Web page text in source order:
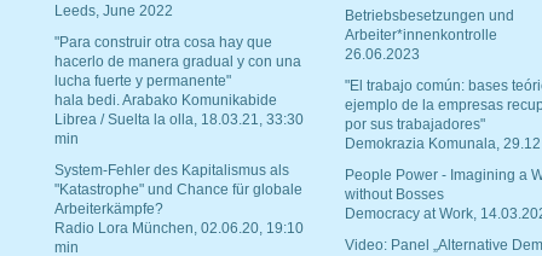
Leeds, June 2022
"Para construir otra cosa hay que
hacerlo de manera gradual y con una
lucha fuerte y permanente"
hala bedi. Arabako Komunikabide
Librea / Suelta la olla, 18.03.21, 33:30
min
System-Fehler des Kapitalismus als
"Katastrophe" und Chance für globale
Arbeiterkämpfe?
Radio Lora München, 02.06.20, 19:10
min
Betriebsbesetzungen und
Arbeiter*innenkontrolle
26.06.2023
"El trabajo común: bases
ejemplo de la empresas
por sus trabajadores"
Demokrazia Komunala,
People Power - Imagining a
without Bosses
Democracy at Work,
Video: Panel „Alternative